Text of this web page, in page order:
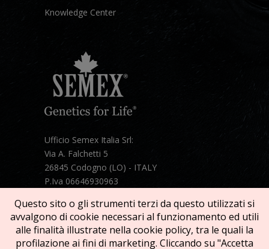
Knowledge Center
Ufficio Semex Italia Srl:
Via A. Falchetti 5
26845 Codogno (LO) - ITALY
P.Iva 06646930963
Mail: semex@semexitalia.it
Guarda la mappa
Questo sito o gli strumenti terzi da questo utilizzati si
avvalgono di cookie necessari al funzionamento ed utili
alle finalità illustrate nella cookie policy, tra le quali la
profilazione ai fini di marketing. Cliccando su "Accetta